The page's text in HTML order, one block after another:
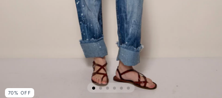
70% OFF